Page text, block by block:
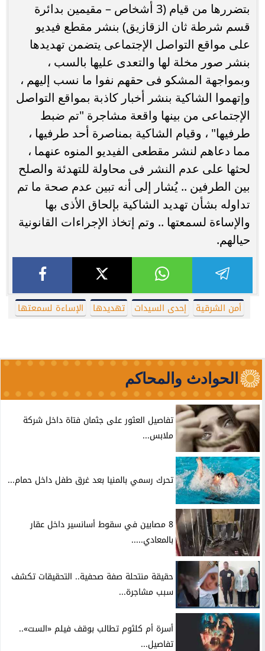
بتضررها من قيام (3 أشخاص – مقيمين بدائرة
قسم شرطة ثان الزقازيق) بنشر مقطع فيديو
على مواقع التواصل الإجتماعى يتضمن تهديدها
بنشر صور مخلة لها والتعدى عليها بالسب ،
وبمواجهة المشكو فى حقهم نفوا ما نسب إليهم ،
وإتهموا الشاكية بنشر أخبار كاذبة بمواقع التواصل
الإجتماعى من بينها واقعة مشاجرة "تم ضبط
طرفيها" ، وقيام الشاكية بمناصرة أحد طرفيها ،
مما دعاهم لنشر مقطعى الفيديو المنوه عنهما ،
لحثها على عدم النشر فى محاولة للتهدئة والصلح
بين الطرفين .. يُشار إلى أنه تبين عدم صحة ما تم
تداوله بشأن تهديد الشاكية بإلحاق الأذى بها
والإساءة لسمعتها .. وتم إتخاذ الإجراءات القانونية
حيالهم.
أمن الشرقية إحدى السيدات تهديدها الإساءة لسمعتها
الحوادث والمحاكم
تفاصيل العثور على جثمان فتاة داخل شركة
ملابس...
تحرك رسمي بالمنيا بعد غرق طفل داخل حمام...
8 مصابين في سقوط أسانسير داخل عقار
بالمعادي.....
حقيقة منتحلة صفة صحفية.. التحقيقات تكشف
سبب مشاجرة...
أسرة أم كلثوم تطالب بوقف فيلم «الست»..
تفاصيل...